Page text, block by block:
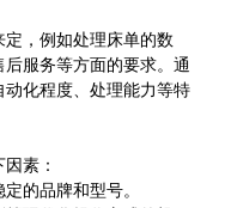
，例如处理床单的数
服务等方面的要求。通
化程度、处理能力等特
素：
的品牌和型号。